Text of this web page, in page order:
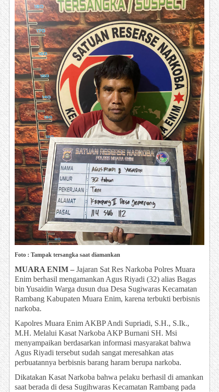
Foto : Tampak tersangka saat diamankan
MUARA ENIM – Jajaran Sat Res Narkoba Polres Muara
Enim berhasil mengamankan Agus Riyadi (32) alias Bagas
bin Yusaidin Warga dusun dua Desa Sugiwaras Kecamatan
Rambang Kabupaten Muara Enim, karena terbukti berbisnis
narkoba.
Kapolres Muara Enim AKBP Andi Supriadi, S.H., S.Ik.,
M.H. Melalui Kasat Narkoba AKP Burnani SH. Msi
menyampaikan berdasarkan informasi masyarakat bahwa
Agus Riyadi tersebut sudah sangat meresahkan atas
perbuatannya berbisnis barang haram berupa narkoba.
Dikatakan Kasat Narkoba bahwa pelaku berhasil di amankan
saat berada di desa Sugihwaras Kecamatan Rambang pada